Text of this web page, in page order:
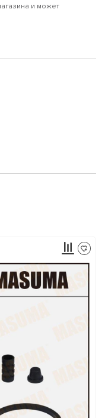
и может